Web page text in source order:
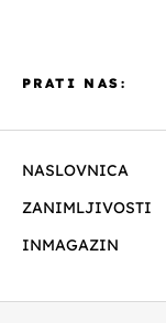
NASLOVNICA
ZANIMLJIVOSTI
INMAGAZIN
PRATI NAS: